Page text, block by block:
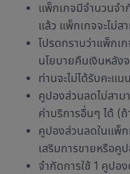
แพ็กเกจมีจำนวนจ
แล้ว แพ็กเกจจะไม่ส
โปรดทราบว่าแพ็กเ
นโยบายคืนเงินหลัง
ท่านจะไม่ได้รับคะแ
คูปองส่วนลดไม่สาม
ค่าบริการอื่นๆ ได้ (ถ้
คูปองส่วนลดในแพ็ก
เสริมการขายหรือคู
จำกัดการใช้ 1 คูปอ